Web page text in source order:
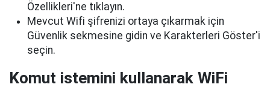
Özellikleri'ne tıklayın.
Mevcut Wifi şifrenizi ortaya çıkarmak için
Güvenlik sekmesine gidin ve Karakterleri Göster'i
seçin.
Komut istemini kullanarak WiFi